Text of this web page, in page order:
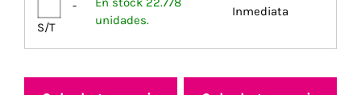
-
S/T
unidades.
Inmediata